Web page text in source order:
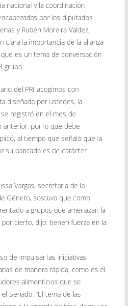
nacional y la coordinación
por los diputados
y Rubén Moreira Valdez,
clara la importancia de la alianza
es un tema de conversación
grupo.
del PRI acogimos con
diseñada por ustedes, la
registró en el mes de
por lo que debe
al tiempo que señaló que la
su bancada es de carácter
Vargas, secretaria de la
Género, sostuvo que como
a grupos que amenazan la
cierto, dijo, tienen fuerza en la
de impulsar las iniciativas
de manera rápida, como es el
alimenticios que se
Senado. “El tema de las